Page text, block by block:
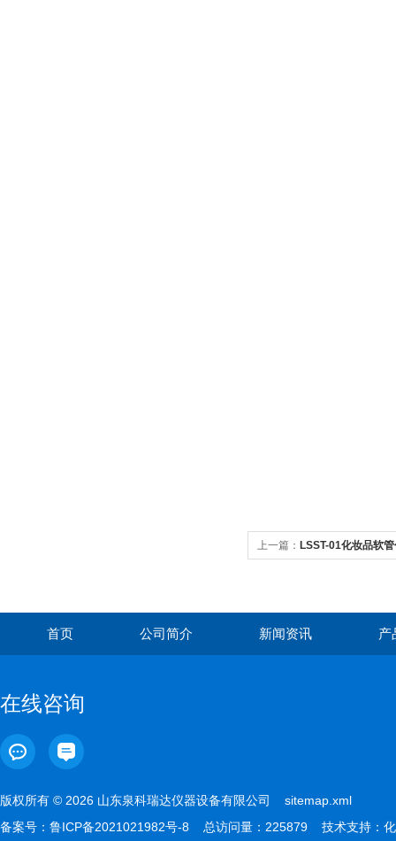
上一篇： LSST-01化妆品软
首页 公司简介 新闻资讯 产
在线咨询
版权所有 © 2026 山东泉科瑞达仪器设备有限公司 sitemap.xml
备案号： 鲁ICP备2021021982号-8 总访问量：225879 技术支持： 化